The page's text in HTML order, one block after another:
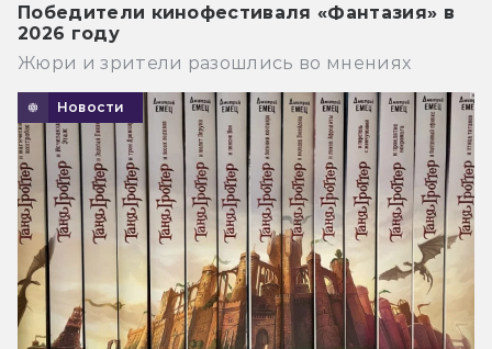
Победители кинофестиваля «Фантазия» в
2026 году
Жюри и зрители разошлись во мнениях
Новости